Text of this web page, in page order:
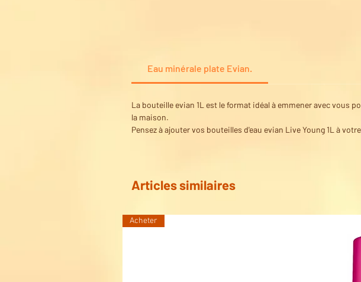
Eau minérale plate Evian.
La bouteille evian 1L est le format idéal à emmener avec vous
la maison.
Pensez à ajouter vos bouteilles d'eau evian Live Young 1L à
Articles similaires
Acheter